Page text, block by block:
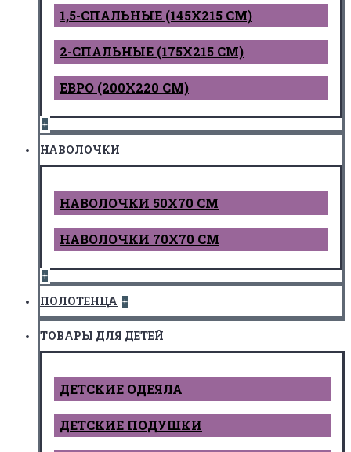
1,5-СПАЛЬНЫЕ (145Х215 СМ)
2-СПАЛЬНЫЕ (175Х215 СМ)
ЕВРО (200Х220 СМ)
+
НАВОЛОЧКИ
НАВОЛОЧКИ 50Х70 СМ
НАВОЛОЧКИ 70Х70 СМ
+
ПОЛОТЕНЦА +
ТОВАРЫ ДЛЯ ДЕТЕЙ
ДЕТCКИЕ ОДЕЯЛА
ДЕТСКИЕ ПОДУШКИ